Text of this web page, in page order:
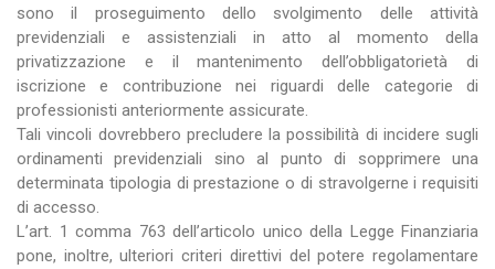
sono il proseguimento dello svolgimento delle attività
previdenziali e assistenziali in atto al momento della
privatizzazione e il mantenimento dell’obbligatorietà di
iscrizione e contribuzione nei riguardi delle categorie di
professionisti anteriormente assicurate.
Tali vincoli dovrebbero precludere la possibilità di incidere sugli
ordinamenti previdenziali sino al punto di sopprimere una
determinata tipologia di prestazione o di stravolgerne i requisiti
di accesso.
L’art. 1 comma 763 dell’articolo unico della Legge Finanziaria
pone, inoltre, ulteriori criteri direttivi del potere regolamentare